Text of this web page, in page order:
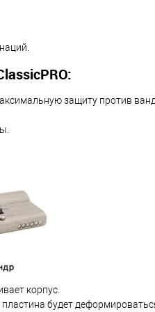
защиту против
корпус.
будет